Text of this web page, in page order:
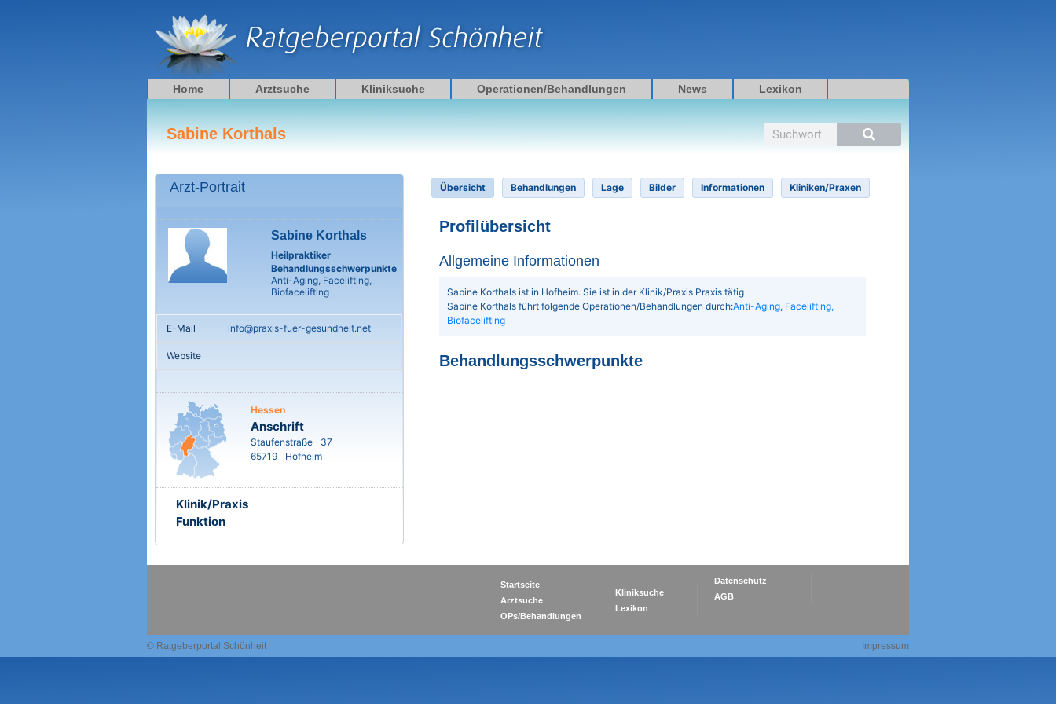
Home Arztsuche Kliniksuche Operationen/Behandlungen News Lexikon
Sabine Korthals Suche
Arzt-Portrait
Sabine Korthals
Heilpraktiker
Behandlungsschwerpunkte
Anti-Aging, Facelifting,
Biofacelifting
E-Mail info@praxis-fuer-gesundheit.net
Website
Hessen
Anschrift
Staufenstraße
37
65719
Hofheim
Klinik/Praxis
Funktion
Übersicht Behandlungen Lage Bilder Informationen Kliniken/Praxen
Profilübersicht
Allgemeine Informationen
Sabine Korthals ist in Hofheim. Sie ist in der Klinik/Praxis Praxis tätig
Sabine Korthals führt folgende Operationen/Behandlungen durch:Anti-Aging, Facelifting,
Biofacelifting
Behandlungsschwerpunkte
Startseite
Arztsuche
OPs/Behandlungen
Kliniksuche
Lexikon
Datenschutz
AGB
© Ratgeberportal Schönheit Impressum